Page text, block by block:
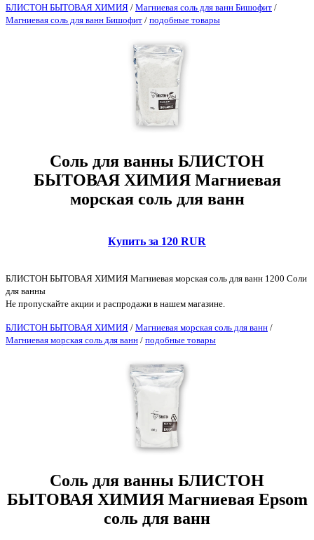
БЛИСТОН БЫТОВАЯ ХИМИЯ / Магниевая соль для ванн Бишофит /
Магниевая соль для ванн Бишофит / подобные товары
Соль для ванны БЛИСТОН
БЫТОВАЯ ХИМИЯ Магниевая
морская соль для ванн
Купить за 120 RUR
БЛИСТОН БЫТОВАЯ ХИМИЯ Магниевая морская соль для ванн 1200 Соли
для ванны
Не пропускайте акции и распродажи в нашем магазине.
БЛИСТОН БЫТОВАЯ ХИМИЯ / Магниевая морская соль для ванн /
Магниевая морская соль для ванн / подобные товары
Соль для ванны БЛИСТОН
БЫТОВАЯ ХИМИЯ Магниевая Epsom
соль для ванн